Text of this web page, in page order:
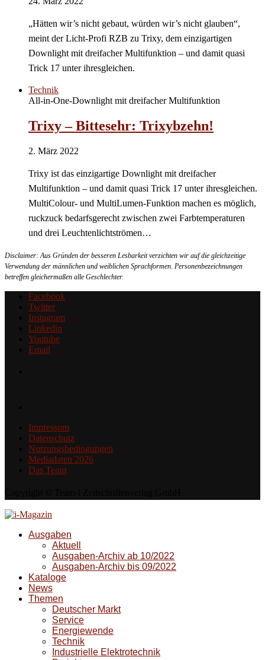
„Hätten wir’s nicht gebaut, würden wir’s nicht glauben“,
meint der Licht-Profi RZB zu Trixy, dem einzigartigen
Downlight mit dreifacher Multifunktion – und damit quasi
Trick 17 unter ihresgleichen.
Technik
All-in-One-Downlight mit dreifacher Multifunktion
Trixy – Bittesehr: Trixybzehn!
2. März 2022
Trixy ist das einzigartige Downlight mit dreifacher
Multifunktion – und damit quasi Trick 17 unter ihresgleichen.
MultiColour- und MultiLumen-Funktion machen es möglich,
ruckzuck bedarfsgerecht zwischen zwei Farbtemperaturen
und drei Leuchtenlichtströmen…
Disclaimer: Aus Gründen der besseren Lesbarkeit verzichten wir auf die gleichzeitige
Verwendung der männlichen und weiblichen Sprachformen. Personenbezeichnungen
betreffen gleichermaßen alle Geschlechter.
Facebook
Twitter
Instagram
Linkedin
Youtube
Email
Impressum
Datenschutz
Nutzungsbedingungen
Mediadaten 2026
Das Team
Ausgaben
Aktuell
Ausgaben-Archiv ab 10/2022
Ausgaben-Archiv bis 09/2022
Kataloge
News
Themen
Deutscher Markt
Service
Energiewende
Technik
Industrielle Elektrotechnik